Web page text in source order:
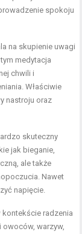
spokoju
na skupienie uwagi
medytacja
chwili i
Właściwie
nastroju oraz
skuteczny
jak bieganie,
ale także
Nawet
napięcie.
kontekście radzenia
warzyw,